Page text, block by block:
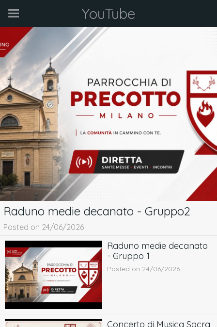
YouTube
Raduno medie decanato - Gruppo2
Posted on 24/06/2026
Raduno medie decanato
- Gruppo 1
Posted on 24/06/2026
Concerto di Musica Sacra